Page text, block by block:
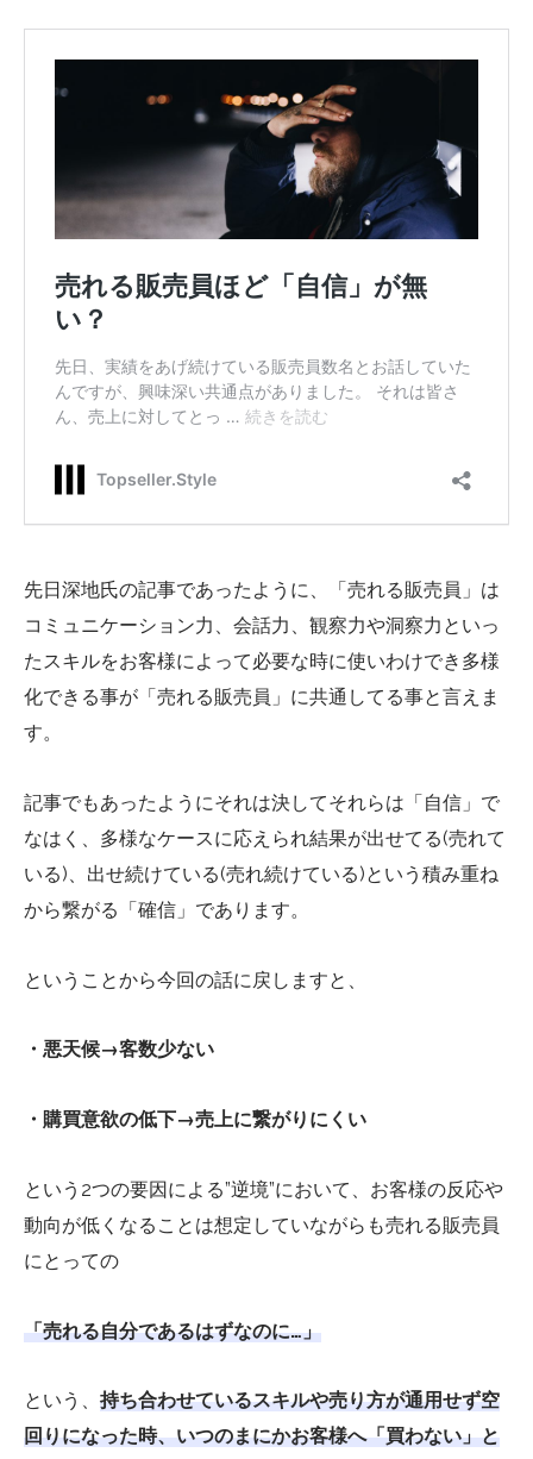
先日深地氏の記事であったように、「売れる販売員」は
コミュニケーション力、会話力、観察力や洞察力といっ
たスキルをお客様によって必要な時に使いわけでき多様
化できる事が「売れる販売員」に共通してる事と言えま
す。
記事でもあったようにそれは決してそれらは「自信」で
なはく、多様なケースに応えられ結果が出せてる(売れて
いる)、出せ続けている(売れ続けている)という積み重ね
から繋がる「確信」であります。
ということから今回の話に戻しますと、
・悪天候→客数少ない
・購買意欲の低下→売上に繋がりにくい
という2つの要因による”逆境”において、お客様の反応や
動向が低くなることは想定していながらも売れる販売員
にとっての
「売れる自分であるはずなのに…」
という、 持ち合わせているスキルや売り方が通用せず空
回りになった時、いつのまにかお客様へ「買わない」と